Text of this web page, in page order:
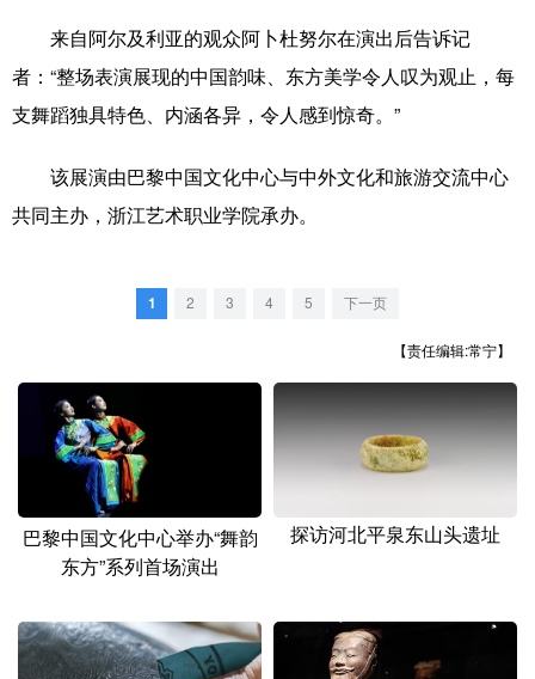
四川 贵州 云南 西藏
陕西 甘肃 青海 宁夏
多语种频道
Русский язык
来自阿尔及利亚的观众阿卜杜努尔在演出后告诉记
者：“整场表演展现的中国韵味、东方美学令人叹为观止，每
支舞蹈独具特色、内涵各异，令人感到惊奇。”
该展演由巴黎中国文化中心与中外文化和旅游交流中心
共同主办，浙江艺术职业学院承办。
1 2 3 4 5 下一页
【责任编辑:常宁】
巴黎中国文化中心举办“舞韵
东方”系列首场演出
探访河北平泉东山头遗址